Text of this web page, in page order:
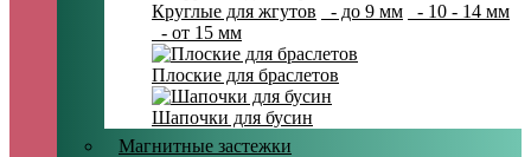
Круглые для жгутов - до 9 мм
- 10 - 14 мм
- от 15 мм
Плоские для браслетов
Шапочки для бусин
Магнитные застежки